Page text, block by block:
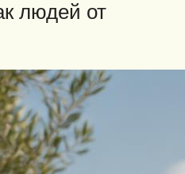
людей от